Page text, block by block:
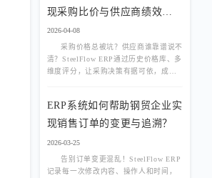
现采购比价与供应商绩效评
估？
2026-04-08
采购价格总被坑？供应商谁靠谱说不
清？SteelFlow ERP通过历史价格库、多
维度评分，让采购决策有据可依，成本
ERP系统如何帮助钢贸企业实
现销售订单的变更与追溯？
2026-03-25
告别订单变更混乱！SteelFlow ERP
记录每一次修改内容、操作人和时间，